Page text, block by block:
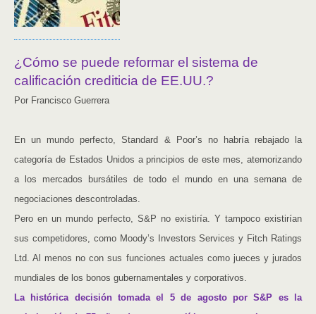
¿Cómo se puede reformar el sistema de
calificación crediticia de EE.UU.?
Por Francisco Guerrera
En un mundo perfecto, Standard & Poor’s no habría rebajado la
categoría de Estados Unidos a principios de este mes, atemorizando
a los mercados bursátiles de todo el mundo en una semana de
negociaciones descontroladas.
Pero en un mundo perfecto, S&P no existiría. Y tampoco existirían
sus competidores, como Moody’s Investors Services y Fitch Ratings
Ltd. Al menos no con sus funciones actuales como jueces y jurados
mundiales de los bonos gubernamentales y corporativos.
La histórica decisión tomada el 5 de agosto por S&P es la